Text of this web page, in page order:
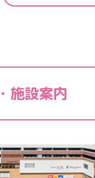
施設案内